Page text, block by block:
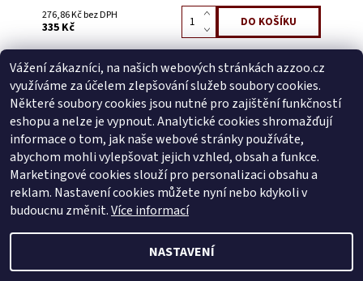
276,86 Kč bez DPH
335 Kč
Buďte první, kdo napíše příspěvek k této položce.
Přidat komentář
Buďte první, kdo napíše příspěvek k této položce.
Přidat hodnocení
Zboží.cz | Heureka.cz
2026 © AZ ZOO, všechna práva vyhrazena
Vážení zákazníci, na našich webových stránkách azzoo.cz
využíváme za účelem zlepšování služeb soubory cookies.
Některé soubory cookies jsou nutné pro zajištění funkčností
eshopu a nelze je vypnout. Analytické cookies shromažďují
informace o tom, jak naše webové stránky používáte,
abychom mohli vylepšovat jejich vzhled, obsah a funkce.
Marketingové cookies slouží pro personalizaci obsahu a
reklam. Nastavení cookies můžete nyní nebo kdykoli v
budoucnu změnit.Více informací
NASTAVENÍ